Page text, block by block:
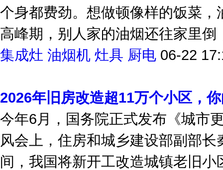
个身都费劲。想做顿像样的饭菜
高峰期，别人家的油烟还往家里倒
集成灶 油烟机 灶具 厨电 06-22
2026年旧房改造超11万个小区，
今年6月，国务院正式发布《城市
风会上，住房和城乡建设部副部长
间，我国将新开工改造城镇老旧小